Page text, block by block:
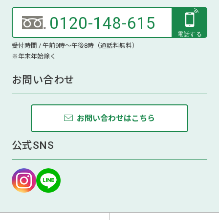
0120-148-615
受付時間 / 午前9時～午後8時（通話料無料）
※年末年始除く
お問い合わせ
お問い合わせはこちら
公式SNS